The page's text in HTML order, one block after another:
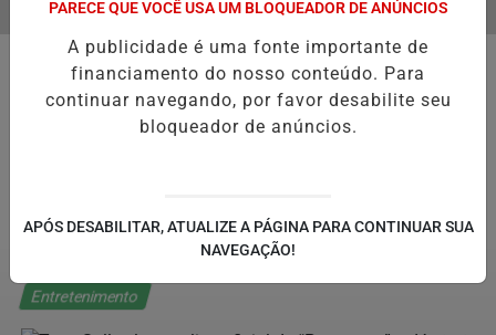
E CAIQUE PIMENTA COM O MELHOR DO AXÉ DAS ANTIGAS
EM ALTA
MENU
Entretenimento
PARECE QUE VOCÊ USA UM BLOQUEADOR DE ANÚNCIOS
A publicidade é uma fonte importante de
financiamento do nosso conteúdo. Para
continuar navegando, por favor desabilite seu
bloqueador de anúncios.
APÓS DESABILITAR, ATUALIZE A PÁGINA PARA CONTINUAR SUA
NAVEGAÇÃO!